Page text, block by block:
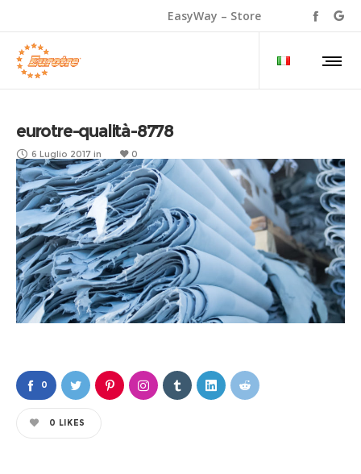
EasyWay – Store
eurotre-qualità-8778
6 Luglio 2017 in 0
0
0 LIKES